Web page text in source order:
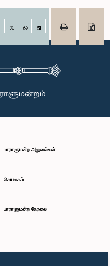
Facebook
பாராளுமன்ற அலுவல்கள்
செயலகம்
பாராளுமன்ற நேரலை